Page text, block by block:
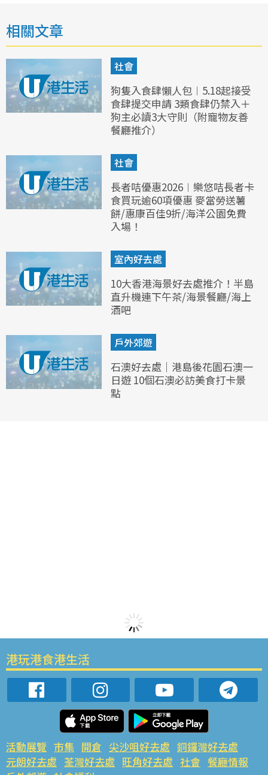
相關文章
社會
狗隻入食肆懶人包︱5.18起接受
食肆提交申請 3類食肆仍禁入＋
狗主必讀3大守則（附寵物友善
餐廳推介）
社會
長者咭優惠2026︱樂悠咭長者卡
食買玩逾60項優惠 麥當勞送薯
餅/惠康百佳9折/海洋公園免費
入場！
室內好去處
10大香港海景好去處推介！半島
直升機連下午茶/海景餐廳/海上
酒吧
戶外郊遊
石澳好去處｜港島後花園石澳一
日遊 10個石澳必訪美食打卡景
點
港玩港食港生活
活動展覽 市集 開倉 尖沙咀好去處 銅鑼灣好去處
元朗好去處 荃灣好去處 旺角好去處 社會 餐廳情報